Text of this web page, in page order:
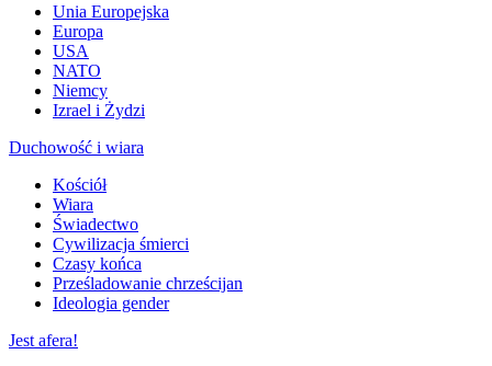
Unia Europejska
Europa
USA
NATO
Niemcy
Izrael i Żydzi
Duchowość i wiara
Kościół
Wiara
Świadectwo
Cywilizacja śmierci
Czasy końca
Prześladowanie chrześcijan
Ideologia gender
Jest afera!